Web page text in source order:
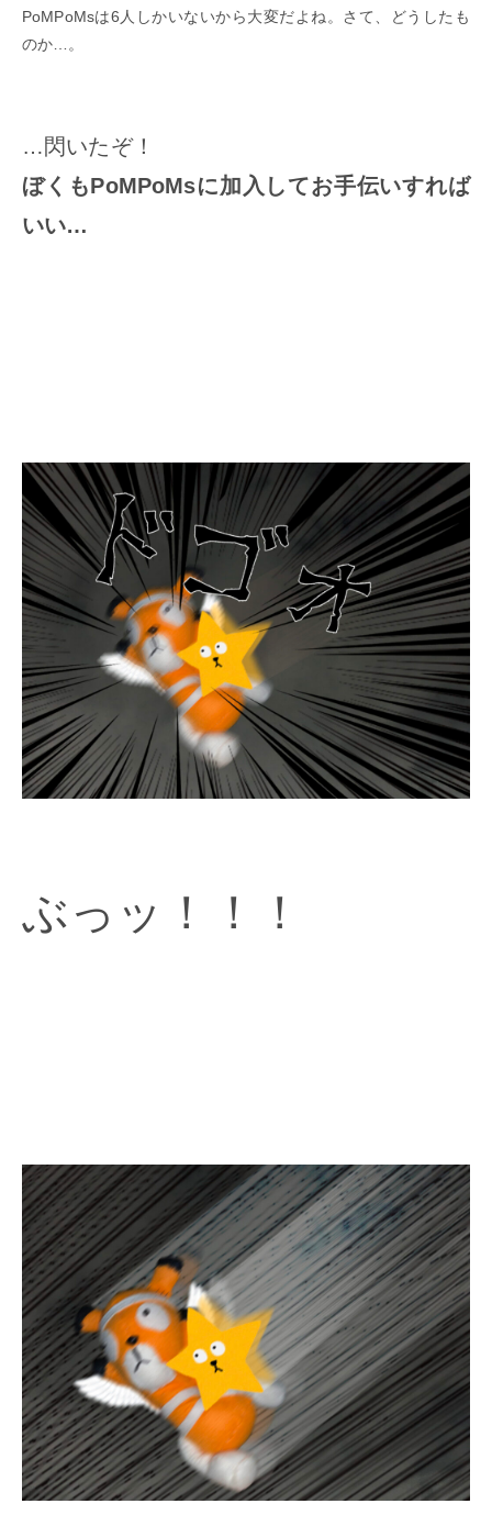
PoMPoMsは6人しかいないから大変だよね。さて、どうしたも
のか…。
…閃いたぞ！
ぼくもPoMPoMsに加入してお手伝いすれば
いい…
ぶっッ！！！